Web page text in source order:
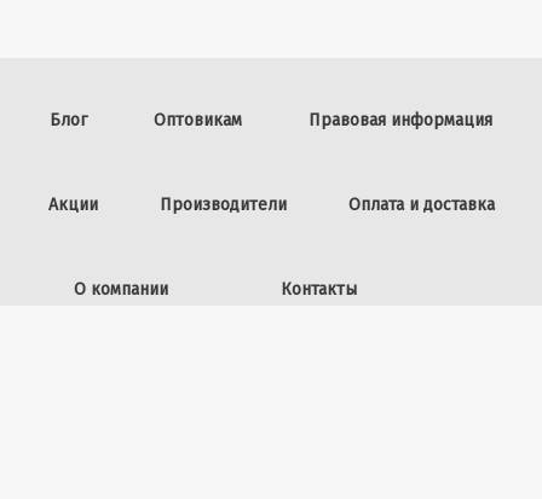
Блог Оптовикам Правовая информация
Акции Производители Оплата и доставка
О компании Контакты